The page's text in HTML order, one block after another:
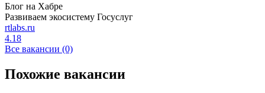
Блог на Хабре
Развиваем экосистему Госуслуг
rtlabs.ru
4.18
Все вакансии (0)
Похожие вакансии